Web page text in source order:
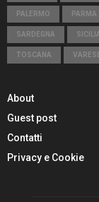
PALERMO PARMA
SARDEGNA
TOSCANA
About
Guest post
Contatti
Privacy e Cookie